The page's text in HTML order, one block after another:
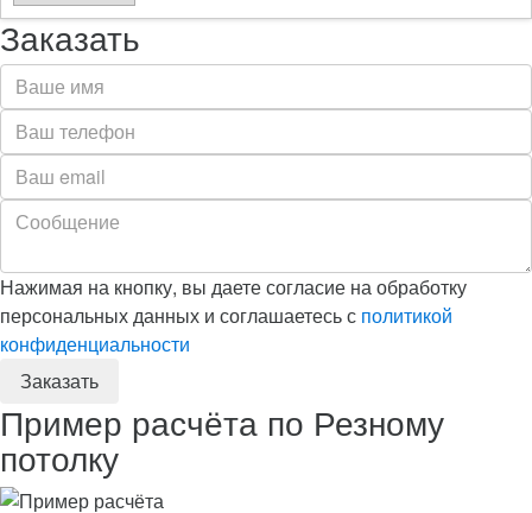
Заказать
Нажимая на кнопку, вы даете согласие на обработку
персональных данных и соглашаетесь с политикой
конфиденциальности
Пример расчёта по Резному
потолку